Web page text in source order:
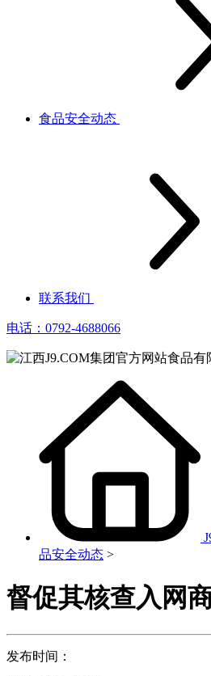
食品安全动态
联系我们
电话：0792-4688066
品安全动态 >
督促其核查入网
发布时间：